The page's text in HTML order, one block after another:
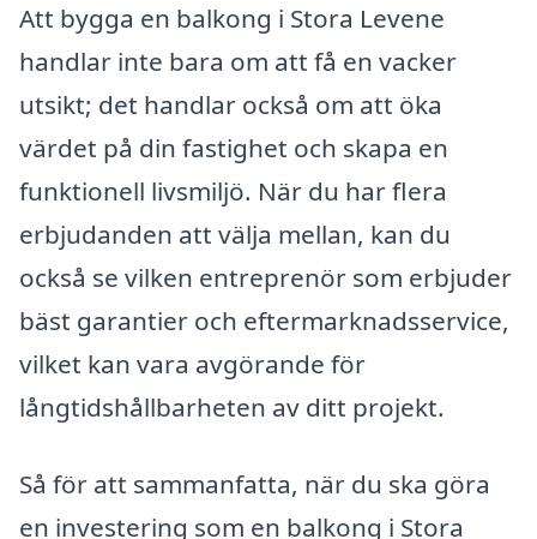
Att bygga en balkong i Stora Levene
handlar inte bara om att få en vacker
utsikt; det handlar också om att öka
värdet på din fastighet och skapa en
funktionell livsmiljö. När du har flera
erbjudanden att välja mellan, kan du
också se vilken entreprenör som erbjuder
bäst garantier och eftermarknadsservice,
vilket kan vara avgörande för
långtidshållbarheten av ditt projekt.
Så för att sammanfatta, när du ska göra
en investering som en balkong i Stora